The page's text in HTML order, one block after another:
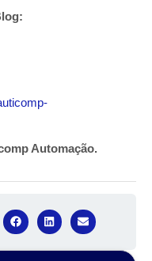
Automação.